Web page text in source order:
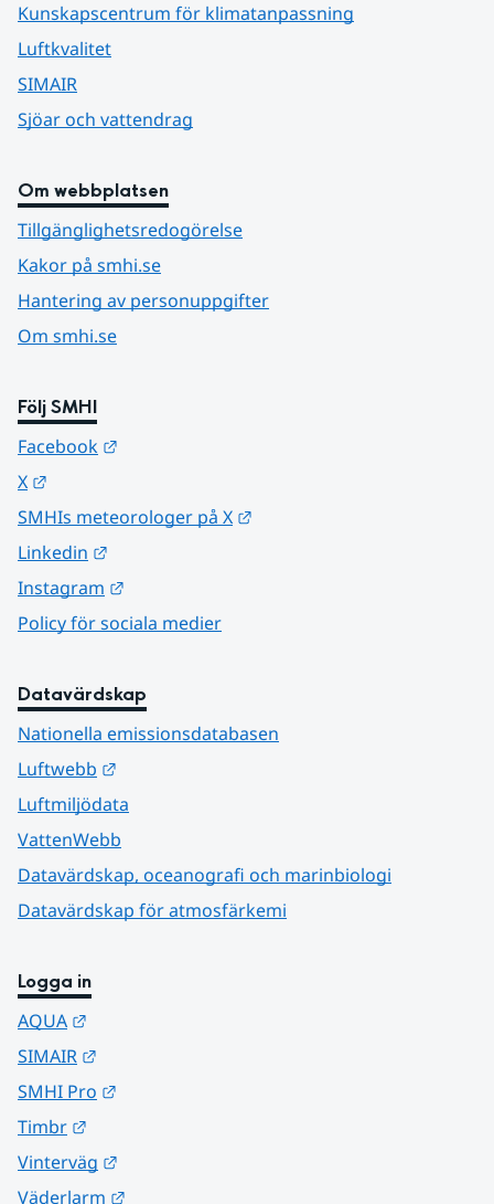
Kunskapscentrum för klimatanpassning
Luftkvalitet
SIMAIR
Sjöar och vattendrag
Om webbplatsen
Tillgänglighetsredogörelse
Kakor på smhi.se
Hantering av personuppgifter
Om smhi.se
Följ SMHI
Facebook
X
SMHIs meteorologer på X
Linkedin
Instagram
Policy för sociala medier
Datavärdskap
Nationella emissionsdatabasen
Luftwebb
Luftmiljödata
VattenWebb
Datavärdskap, oceanografi och marinbiologi
Datavärdskap för atmosfärkemi
Logga in
AQUA
SIMAIR
SMHI Pro
Timbr
Vinterväg
Väderlarm